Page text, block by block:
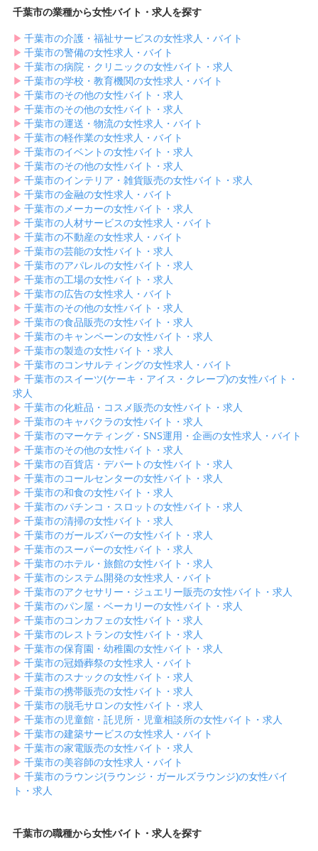
千葉市の業種から女性バイト・求人を探す
▶︎ 千葉市の介護・福祉サービスの女性求人・バイト
▶︎ 千葉市の警備の女性求人・バイト
▶︎ 千葉市の病院・クリニックの女性バイト・求人
▶︎ 千葉市の学校・教育機関の女性求人・バイト
▶︎ 千葉市のその他の女性バイト・求人
▶︎ 千葉市のその他の女性バイト・求人
▶︎ 千葉市の運送・物流の女性求人・バイト
▶︎ 千葉市の軽作業の女性求人・バイト
▶︎ 千葉市のイベントの女性バイト・求人
▶︎ 千葉市のその他の女性バイト・求人
▶︎ 千葉市のインテリア・雑貨販売の女性バイト・求人
▶︎ 千葉市の金融の女性求人・バイト
▶︎ 千葉市のメーカーの女性バイト・求人
▶︎ 千葉市の人材サービスの女性求人・バイト
▶︎ 千葉市の不動産の女性求人・バイト
▶︎ 千葉市の芸能の女性バイト・求人
▶︎ 千葉市のアパレルの女性バイト・求人
▶︎ 千葉市の工場の女性バイト・求人
▶︎ 千葉市の広告の女性求人・バイト
▶︎ 千葉市のその他の女性バイト・求人
▶︎ 千葉市の食品販売の女性バイト・求人
▶︎ 千葉市のキャンペーンの女性バイト・求人
▶︎ 千葉市の製造の女性バイト・求人
▶︎ 千葉市のコンサルティングの女性求人・バイト
▶︎ 千葉市のスイーツ(ケーキ・アイス・クレープ)の女性バイト・
求人
▶︎ 千葉市の化粧品・コスメ販売の女性バイト・求人
▶︎ 千葉市のキャバクラの女性バイト・求人
▶︎ 千葉市のマーケティング・SNS運用・企画の女性求人・バイト
▶︎ 千葉市のその他の女性バイト・求人
▶︎ 千葉市の百貨店・デパートの女性バイト・求人
▶︎ 千葉市のコールセンターの女性バイト・求人
▶︎ 千葉市の和食の女性バイト・求人
▶︎ 千葉市のパチンコ・スロットの女性バイト・求人
▶︎ 千葉市の清掃の女性バイト・求人
▶︎ 千葉市のガールズバーの女性バイト・求人
▶︎ 千葉市のスーパーの女性バイト・求人
▶︎ 千葉市のホテル・旅館の女性バイト・求人
▶︎ 千葉市のシステム開発の女性求人・バイト
▶︎ 千葉市のアクセサリー・ジュエリー販売の女性バイト・求人
▶︎ 千葉市のパン屋・ベーカリーの女性バイト・求人
▶︎ 千葉市のコンカフェの女性バイト・求人
▶︎ 千葉市のレストランの女性バイト・求人
▶︎ 千葉市の保育園・幼稚園の女性バイト・求人
▶︎ 千葉市の冠婚葬祭の女性求人・バイト
▶︎ 千葉市のスナックの女性バイト・求人
▶︎ 千葉市の携帯販売の女性バイト・求人
▶︎ 千葉市の脱毛サロンの女性バイト・求人
▶︎ 千葉市の児童館・託児所・児童相談所の女性バイト・求人
▶︎ 千葉市の建築サービスの女性求人・バイト
▶︎ 千葉市の家電販売の女性バイト・求人
▶︎ 千葉市の美容師の女性求人・バイト
▶︎ 千葉市のラウンジ(ラウンジ・ガールズラウンジ)の女性バイ
ト・求人
千葉市の職種から女性バイト・求人を探す